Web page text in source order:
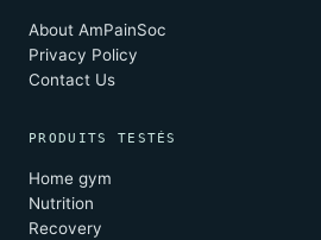
About AmPainSoc
Privacy Policy
Contact Us
PRODUITS TESTÉS
Home gym
Nutrition
Recovery